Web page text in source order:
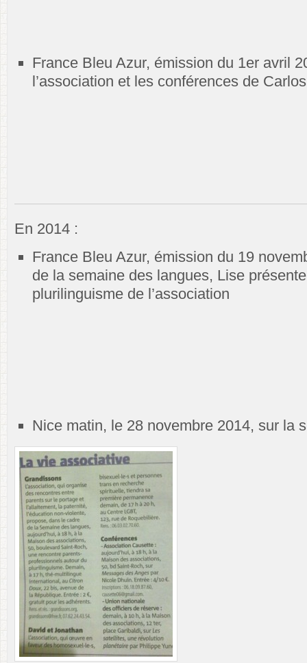
France Bleu Azur, émission du 1er avril
l’association et les conférences de
En 2014 :
France Bleu Azur, émission du 19
de la semaine des langues, Lise
plurilinguisme de l’association
Nice matin, le 28 novembre 2014, sur la